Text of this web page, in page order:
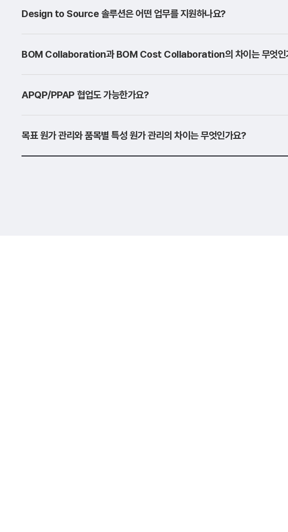
Design to Source 솔루션은 어떤 업무를 지원하나요?
BOM Collaboration과 BOM Cost Collaboration의 차이는 무엇인
APQP/PPAP 협업도 가능한가요?
목표 원가 관리와 품목별 특성 원가 관리의 차이는 무엇인가요?